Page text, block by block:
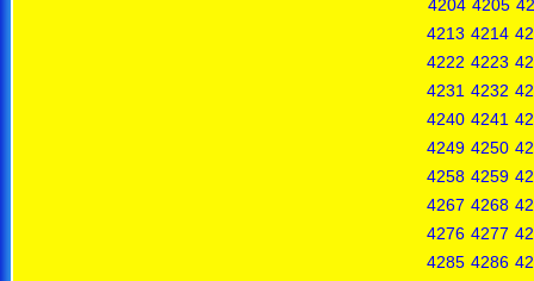
4204 4205
4213 4214
4222 4223
4231 4232
4240 4241
4249 4250
4258 4259
4267 4268
4276 4277
4285 4286